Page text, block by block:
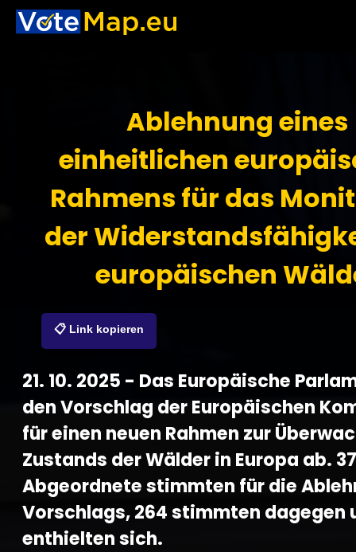
Ablehnung eines
einheitlichen
Rahmens für das
der
europäischen
📋 Link kopieren
21. 10. 2025 - Das Europäische
den Vorschlag der Europäischen
für einen neuen Rahmen zur
Zustands der Wälder in Europa ab.
Abgeordnete stimmten für die
Vorschlags, 264 stimmten dagegen
enthielten sich.